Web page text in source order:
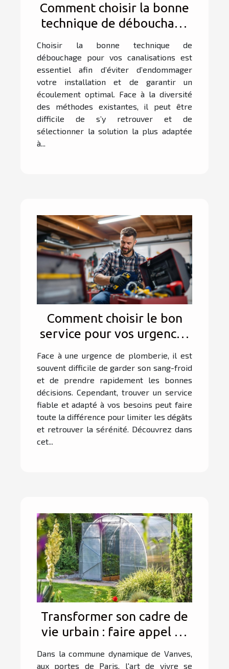
Comment choisir la bonne
technique de débouchage
Choisir la bonne technique de
débouchage pour vos canalisations est
essentiel afin d’éviter d’endommager
votre installation et de garantir un
écoulement optimal. Face à la diversité
des méthodes existantes, il peut être
difficile de s’y retrouver et de
sélectionner la solution la plus adaptée
à...
Comment choisir le bon
service pour vos urgences
Face à une urgence de plomberie, il est
souvent difficile de garder son sang-froid
et de prendre rapidement les bonnes
décisions. Cependant, trouver un service
fiable et adapté à vos besoins peut faire
toute la différence pour limiter les dégâts
et retrouver la sérénité. Découvrez dans
cet...
Transformer son cadre de
vie urbain : faire appel au
Dans la commune dynamique de Vanves,
aux portes de Paris, l'art de vivre se